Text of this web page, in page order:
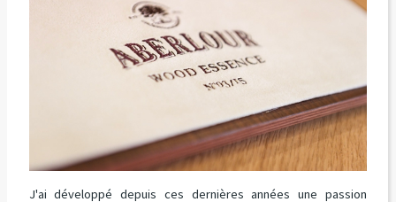
J'ai développé depuis ces dernières années une passion